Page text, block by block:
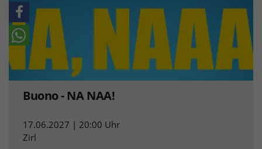
Buono - NA NAA!
17.06.2027 | 20:00 Uhr
Zirl